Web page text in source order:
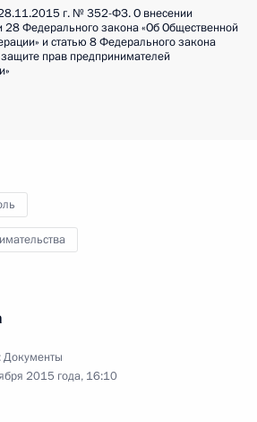
г. № 352-ФЗ. О внесении
28 Федерального закона «Об Общественной
и статью 8 Федерального закона
прав предпринимателей
Документы
2015 года, 16:10